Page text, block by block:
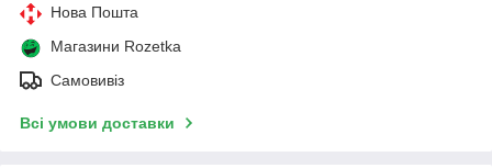
Нова Пошта
Магазини Rozetka
Самовивіз
Всі умови доставки